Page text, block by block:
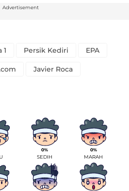
Advertisement
1 Persik Kediri EPA
Javier Roca
0%
SEDIH
0%
MARAH